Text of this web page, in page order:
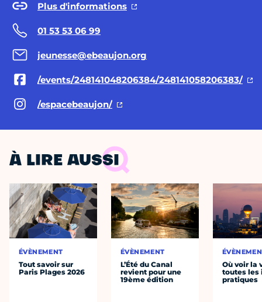
Plus d'informations
01 53 53 06 99
jeunesse@ebeaujon.org
/events/248141048206384/248141058206383/
/espacebeaujon/
À LIRE AUSSI
ÉVÈNEMENT
Tout savoir sur
Paris Plages 2026
ÉVÈNEMENT
L’Été du Canal
revient pour une
19ème édition
Où voir la
toutes les
pratiques